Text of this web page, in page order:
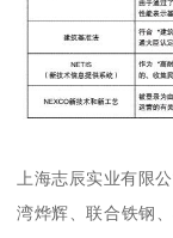
上海志辰实业有限
湾烨辉、联合铁钢